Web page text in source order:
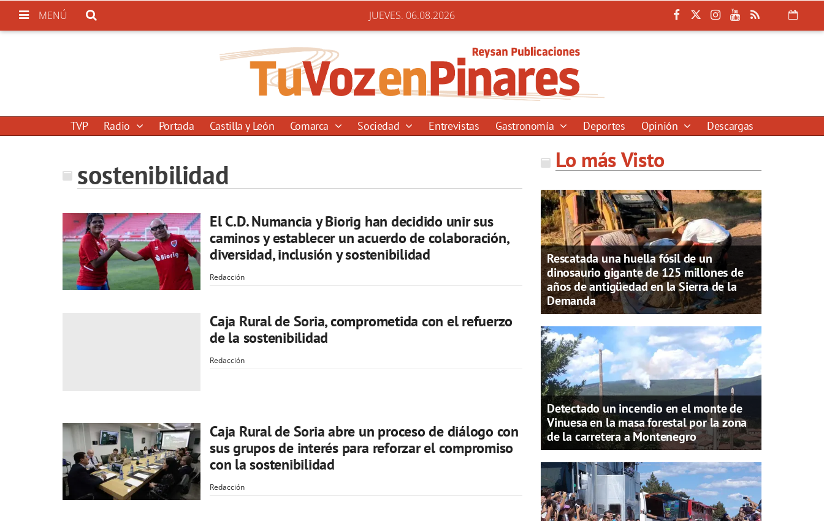
MENÚ JUEVES. 06.08.2026
TVP Radio Portada Castilla y León Comarca Sociedad Entrevistas Gastronomía Deportes Opinión Descargas
sostenibilidad
El C.D. Numancia y Biorig han decidido unir sus
caminos y establecer un acuerdo de colaboración,
diversidad, inclusión y sostenibilidad
Redacción
Caja Rural de Soria, comprometida con el refuerzo
de la sostenibilidad
Redacción
Caja Rural de Soria abre un proceso de diálogo con
sus grupos de interés para reforzar el compromiso
con la sostenibilidad
Redacción
Lo más Visto
Rescatada una huella fósil de un
dinosaurio gigante de 125 millones de
años de antigüedad en la Sierra de la
Demanda
Detectado un incendio en el monte de
Vinuesa en la masa forestal por la zona
de la carretera a Montenegro